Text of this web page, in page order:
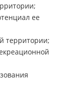
ее
территории;